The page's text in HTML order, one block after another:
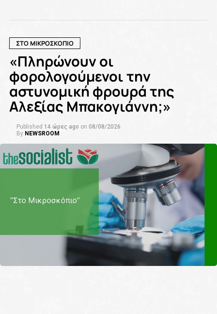
ΣΤΟ ΜΙΚΡΟΣΚΟΠΙΟ
«Πληρώνουν οι
φορολογούμενοι την
αστυνομική φρουρά της
Αλεξίας Μπακογιάννη;»
Published 14 ώρες ago on 08/08/2026
By NEWSROOM